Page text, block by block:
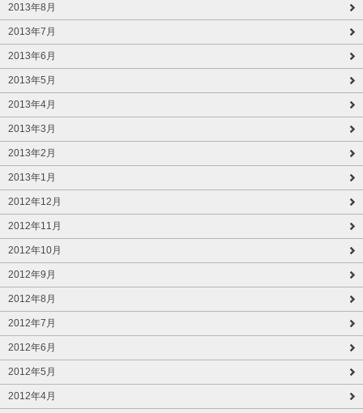
2013年8月
2013年7月
2013年6月
2013年5月
2013年4月
2013年3月
2013年2月
2013年1月
2012年12月
2012年11月
2012年10月
2012年9月
2012年8月
2012年7月
2012年6月
2012年5月
2012年4月